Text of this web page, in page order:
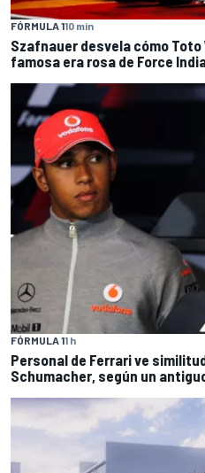
FÓRMULA 110 min
Szafnauer desvela cómo
famosa era rosa de Force
FÓRMULA 11 h
Personal de Ferrari ve
Schumacher, según un